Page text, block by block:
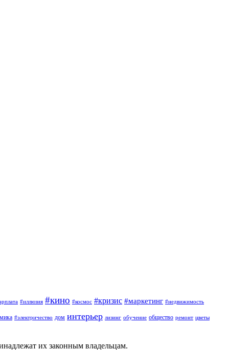
#иллюзия #кино #космос #кризис #маркетинг #недвижимость
#электричество дом интерьер лизинг обучение общество ремонт цветы
их законным владельцам.